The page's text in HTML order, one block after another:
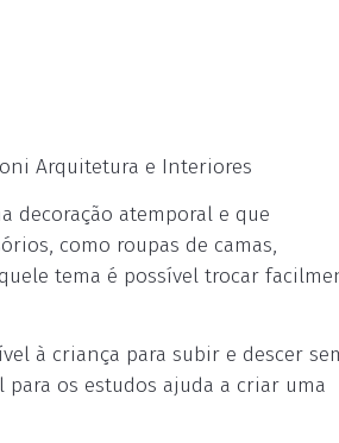
Arquitetura e Interiores
decoração atemporal e que
como roupas de camas,
tema é possível trocar
à criança para subir e descer
os estudos ajuda a criar uma